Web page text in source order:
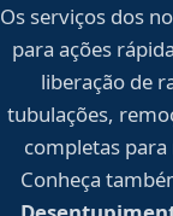
Os serviços dos
para ações
liberação de
tubulações,
completas
Conheça